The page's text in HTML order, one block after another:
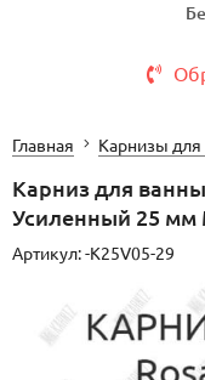
Главная Карнизы для
Карниз для
Усиленный 25 мм
Артикул:-K25V05-29